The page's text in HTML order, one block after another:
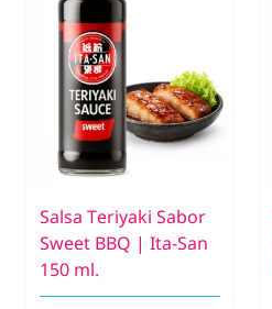
Salsa Teriyaki Sabor
Sweet BBQ | Ita-San
150 ml.